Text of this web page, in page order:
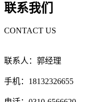
联系我们
CONTACT US
联系人：郭经理
手机：18132326655